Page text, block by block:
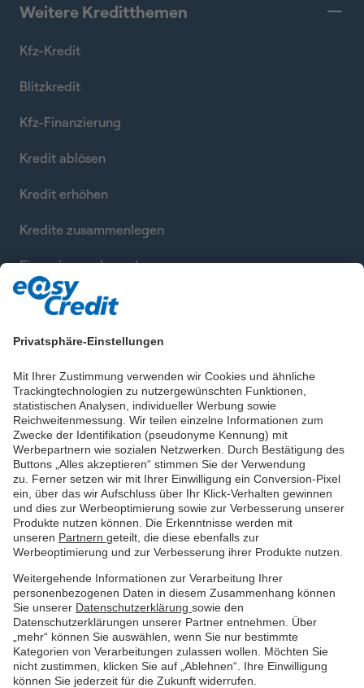
Privatsphäre-Einstellungen
Mit Ihrer Zustimmung verwenden wir Cookies und ähnliche
Trackingtechnologien zu nutzergewünschten Funktionen,
statistischen Analysen, individueller Werbung sowie
Reichweitenmessung. Wir teilen einzelne Informationen zum
Zwecke der Identifikation (pseudonyme Kennung) mit
Werbepartnern wie sozialen Netzwerken. Durch Bestätigung des
Buttons „Alles akzeptieren“ stimmen Sie der Verwendung
zu. Ferner setzen wir mit Ihrer Einwilligung ein Conversion-Pixel
ein, über das wir Aufschluss über Ihr Klick-Verhalten gewinnen
und dies zur Werbeoptimierung sowie zur Verbesserung unserer
Produkte nutzen können. Die Erkenntnisse werden mit
unseren Partnern geteilt, die diese ebenfalls zur
Werbeoptimierung und zur Verbesserung ihrer Produkte nutzen.
Weitergehende Informationen zur Verarbeitung Ihrer
personenbezogenen Daten in diesem Zusammenhang können
Sie unserer Datenschutzerklärung sowie den
Datenschutzerklärungen unserer Partner entnehmen. Über
„mehr“ können Sie auswählen, wenn Sie nur bestimmte
Kategorien von Verarbeitungen zulassen wollen. Möchten Sie
nicht zustimmen, klicken Sie auf „Ablehnen“. Ihre Einwilligung
können Sie jederzeit für die Zukunft widerrufen.
Weitere Kreditthemen
Kfz-Kredit
Blitzkredit
Kfz-Finanzierung
Kredit ablösen
Kredit erhöhen
Kredite zusammenlegen
Finanzierung berechnen
Datenschutz Nutzungsbedingungen Impressum